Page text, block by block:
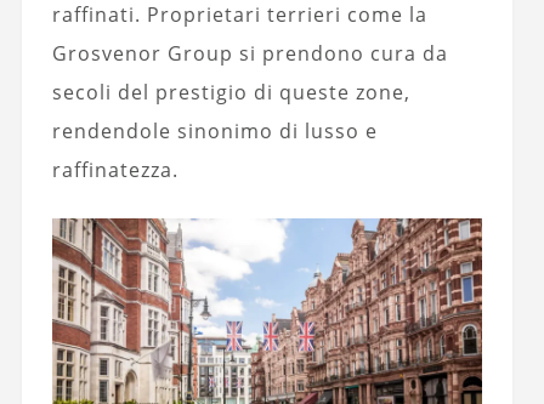
raffinati. Proprietari terrieri come la
Grosvenor Group si prendono cura da
secoli del prestigio di queste zone,
rendendole sinonimo di lusso e
raffinatezza.